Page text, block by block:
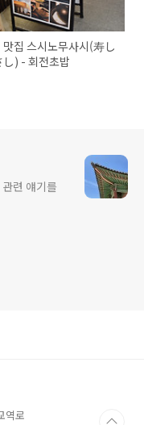
맛집 스시노무사시(寿し
) - 회전초밥
련 얘기를
역로